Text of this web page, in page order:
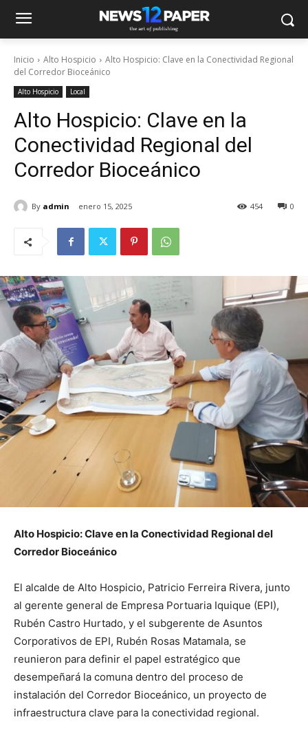
Inicio Alto Hospicio
Alto Hospicio: Clave en la Conectividad Regional
del Corredor Bioceánico
Alto Hospicio Local
Alto Hospicio: Clave en la
Conectividad Regional del
Corredor Bioceánico
By admin enero 15, 2025 0
454
Alto Hospicio: Clave en la Conectividad Regional del
Corredor Bioceánico
El alcalde de Alto Hospicio, Patricio Ferreira Rivera, junto
al gerente general de Empresa Portuaria Iquique (EPI),
Rubén Castro Hurtado, y el subgerente de Asuntos
Corporativos de EPI, Rubén Rosas Matamala, se
reunieron para definir el papel estratégico que
desempeñará la comuna dentro del proceso de
instalación del Corredor Bioceánico, un proyecto de
infraestructura clave para la conectividad regional.